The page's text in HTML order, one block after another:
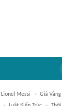
Lionel Messi Giá Vàng